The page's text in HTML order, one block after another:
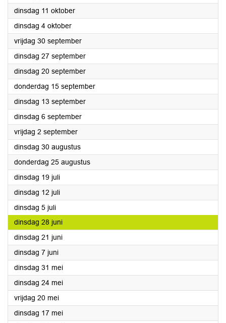
dinsdag 11 oktober2022
dinsdag 4 oktober2022
vrijdag 30 september2022
dinsdag 27 september2022
dinsdag 20 september2022
donderdag 15 september2022
dinsdag 13 september2022
dinsdag 6 september2022
vrijdag 2 september2022
dinsdag 30 augustus2022
donderdag 25 augustus2022
dinsdag 19 juli2022
dinsdag 12 juli2022
dinsdag 5 juli2022
dinsdag 28 juni2022
dinsdag 21 juni2022
dinsdag 7 juni2022
dinsdag 31 mei2022
dinsdag 24 mei2022
vrijdag 20 mei2022
dinsdag 17 mei2022